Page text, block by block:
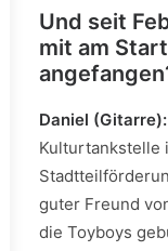
Und seit
mit am
Daniel (Gitarre):
Kulturtankstelle
guter Freund
die Toyboys